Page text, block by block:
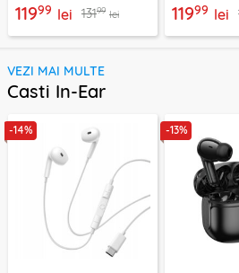
11999 lei 13199 lei 11999 lei
VEZI MAI MULTE
Casti In-Ear
-14% -13%